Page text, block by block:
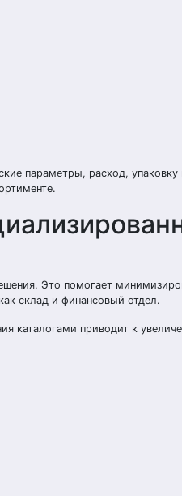
параметры, расход,
Это помогает
склад и финансовый отдел.
каталогами приводит к